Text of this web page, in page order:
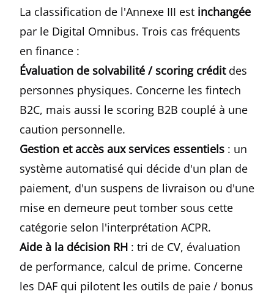
La classification de l'Annexe III est inchangée
par le Digital Omnibus. Trois cas fréquents
en finance :
Évaluation de solvabilité / scoring créditdes
personnes physiques. Concerne les fintech
B2C, mais aussi le scoring B2B couplé à une
caution personnelle.
Gestion et accès aux services essentiels : un
système automatisé qui décide d'un plan de
paiement, d'un suspens de livraison ou d'une
mise en demeure peut tomber sous cette
catégorie selon l'interprétation ACPR.
Aide à la décision RH : tri de CV, évaluation
de performance, calcul de prime. Concerne
les DAF qui pilotent les outils de paie / bonus